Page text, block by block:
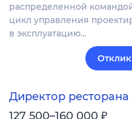
распределенной
цикл управления
в эксплуатацию…
Директор
127 500–160 000 ₽